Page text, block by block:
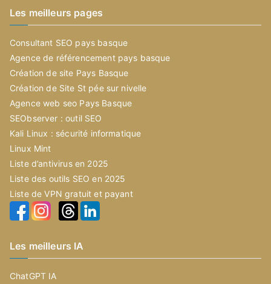
Les meilleurs pages
Consultant SEO pays basque
Agence de référencement pays basque
Création de site Pays Basque
Création de Site St pée sur nivelle
Agence web seo Pays Basque
SEObserver : outil SEO
Kali Linux : sécurité informatique
Linux Mint
Liste d’antivirus en 2025
Liste des outils SEO en 2025
Liste de VPN gratuit et payant
Les meilleurs IA
ChatGPT IA